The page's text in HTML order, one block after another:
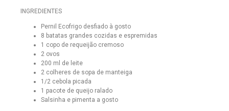
INGREDIENTES
Pernil Ecofrigo desfiado à gosto
8 batatas grandes cozidas e espremidas
1 copo de requeijão cremoso
2 ovos
200 ml de leite
2 colheres de sopa de manteiga
1/2 cebola picada
1 pacote de queijo ralado
Salsinha e pimenta a gosto